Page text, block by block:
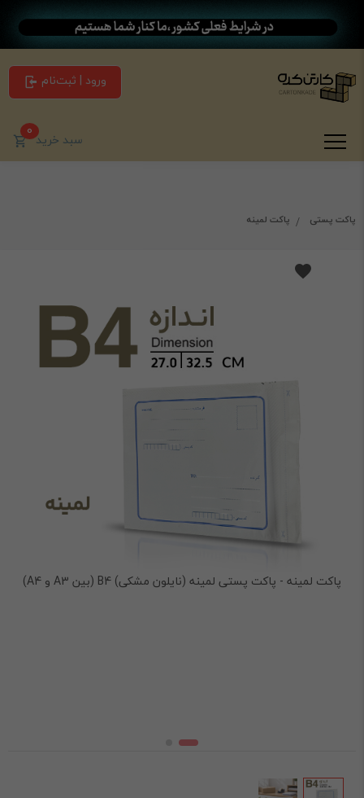
ورود | ثبت‌نام
سبد خرید0
پاکت پستی پاکت لمینه
پاکت لمینه - پاکت پستی لمینه (نایلون مشکی) B4 (بین A3 و A4)